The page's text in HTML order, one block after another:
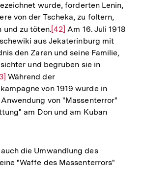
wurde, forderten Lenin,
von der Tscheka, zu foltern,
und zu töten.Zur
Auflösung
der
Fußnote
[42] Am 16. Juli 1918
aus Jekaterinburg mit
den Zaren und seine Familie,
und begruben sie in
Während der
von 1919 wurde in
von "Massenterror"
am Don und am Kuban
die Umwandlung des
"Waffe des Massenterrors"